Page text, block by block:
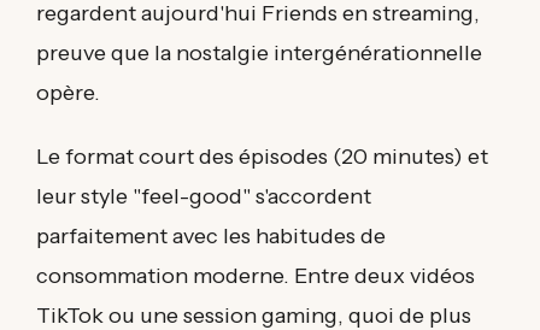
is
external)
regardent aujourd'hui Friends en streaming,
preuve que la nostalgie intergénérationnelle
opère.
Le format court des épisodes (20 minutes) et
leur style "feel-good" s'accordent
parfaitement avec les habitudes de
consommation moderne. Entre deux vidéos
TikTok ou une session gaming, quoi de plus